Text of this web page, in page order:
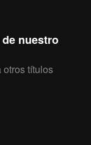
nuestro
títulos